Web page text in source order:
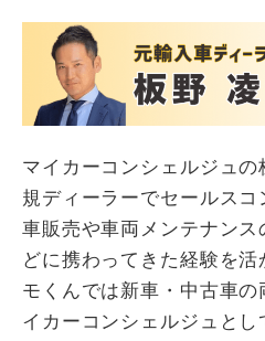
マイカーコンシェルジュ
規ディーラーでセールス
車販売や車両メンテナン
どに携わってきた経験を
モくんでは新車・中古車
イカーコンシェルジュと